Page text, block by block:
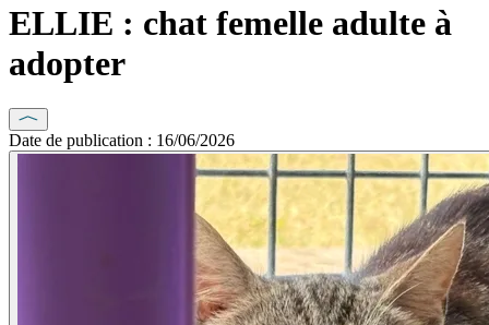
ELLIE : chat femelle adulte à
adopter
Date de publication : 16/06/2026